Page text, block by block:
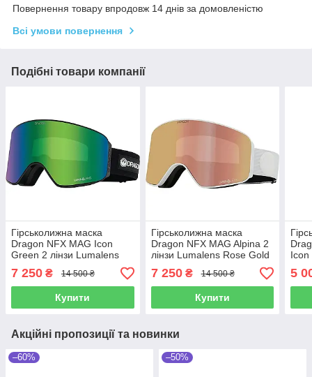
Повернення товару впродовж 14 днів за домовленістю
Всі умови повернення
Подібні товари компанії
Гірськолижна маска
Dragon NFX MAG Icon
Green 2 лінзи Lumalens
Green Ionized / Lumalens
Amber
7 250 ₴ 14 500 ₴
Купити
Гірськолижна маска
Dragon NFX MAG Alpina 2
лінзи Lumalens Rose Gold
Ionized / Lumalens Amber
7 250₴ 14 500 ₴
Купити
Icon
5
Акційні пропозиції та новинки
–60% –50%